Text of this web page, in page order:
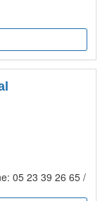
05 23 39 26 65 /